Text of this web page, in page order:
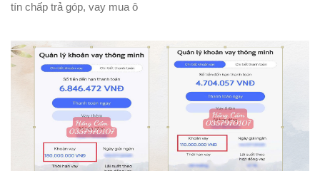
tín chấp trả góp, vay mua ô